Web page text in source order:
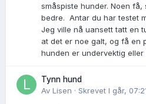
småspiste hunder. Noen
bedre. Antar du har testet
Jeg ville nå uansett tatt en
at det er noe galt, og få en
hunden er undervektig
Tynn hund
Av Lisen · Skrevet I går,